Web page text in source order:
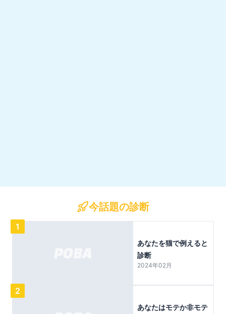
今話題の診断
1
あなたを猫で例えると
診断
2024年02月
2
あなたはモテか非モテ